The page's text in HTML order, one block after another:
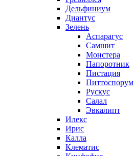
Дельфиниум
Диантус
Зелень
Аспарагус
Самшит
Монстера
Папоротник
Пистация
Питтоспорум
Рускус
Салал
Эвкалипт
Илекс
Ирис
Калла
Клематис